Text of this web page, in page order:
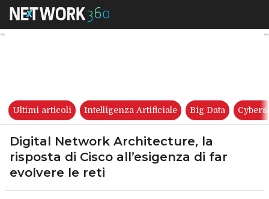
Digital Network Architecture,
Ultimi articoli Intelligenza Artificiale Big Data
Digital Network Architecture, la
risposta di Cisco all’esigenza di far
evolvere le reti